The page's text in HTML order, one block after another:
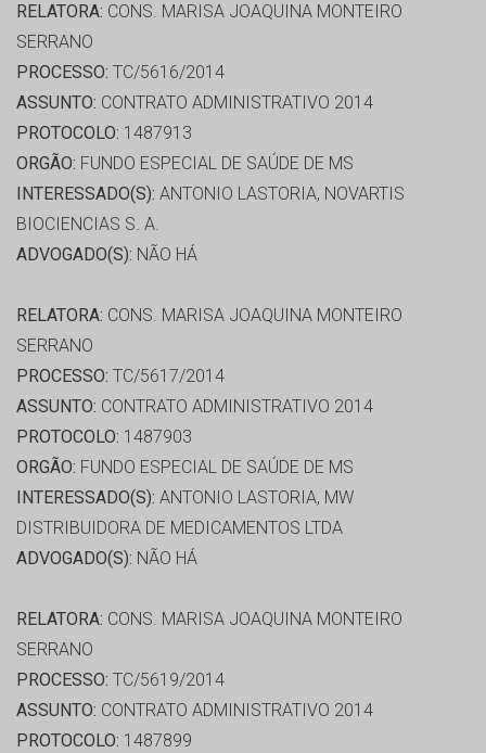
RELATORA: CONS. MARISA JOAQUINA MONTEIRO
SERRANO
PROCESSO: TC/5616/2014
ASSUNTO: CONTRATO ADMINISTRATIVO 2014
PROTOCOLO: 1487913
ORGÃO: FUNDO ESPECIAL DE SAÚDE DE MS
INTERESSADO(S): ANTONIO LASTORIA, NOVARTIS
BIOCIENCIAS S. A.
ADVOGADO(S): NÃO HÁ
RELATORA: CONS. MARISA JOAQUINA MONTEIRO
SERRANO
PROCESSO: TC/5617/2014
ASSUNTO: CONTRATO ADMINISTRATIVO 2014
PROTOCOLO: 1487903
ORGÃO: FUNDO ESPECIAL DE SAÚDE DE MS
INTERESSADO(S): ANTONIO LASTORIA, MW
DISTRIBUIDORA DE MEDICAMENTOS LTDA
ADVOGADO(S): NÃO HÁ
RELATORA: CONS. MARISA JOAQUINA MONTEIRO
SERRANO
PROCESSO: TC/5619/2014
ASSUNTO: CONTRATO ADMINISTRATIVO 2014
PROTOCOLO: 1487899